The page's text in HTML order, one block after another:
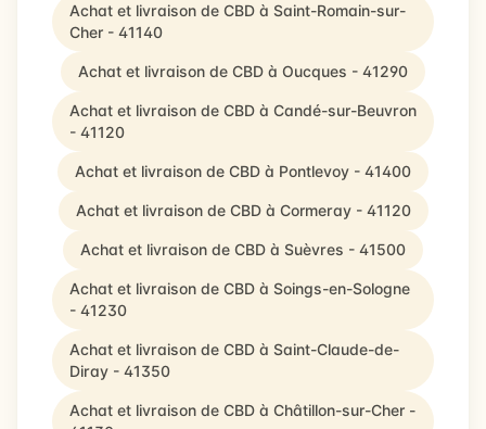
Achat et livraison de CBD à Saint-Romain-sur-
Cher - 41140
Achat et livraison de CBD à Oucques - 41290
Achat et livraison de CBD à Candé-sur-Beuvron
- 41120
Achat et livraison de CBD à Pontlevoy - 41400
Achat et livraison de CBD à Cormeray - 41120
Achat et livraison de CBD à Suèvres - 41500
Achat et livraison de CBD à Soings-en-Sologne
- 41230
Achat et livraison de CBD à Saint-Claude-de-
Diray - 41350
Achat et livraison de CBD à Châtillon-sur-Cher -